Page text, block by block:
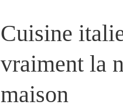
Cuisine
vraiment la
maison